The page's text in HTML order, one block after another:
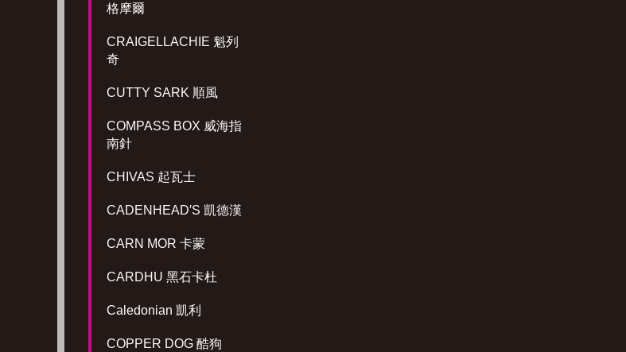
格摩爾
CRAIGELLACHIE 魁列
奇
CUTTY SARK 順風
COMPASS BOX 威海指
南針
CHIVAS 起瓦士
CADENHEAD′S 凱德漢
CARN MOR 卡蒙
CARDHU 黑石卡杜
Caledonian 凱利
COPPER DOG 酷狗